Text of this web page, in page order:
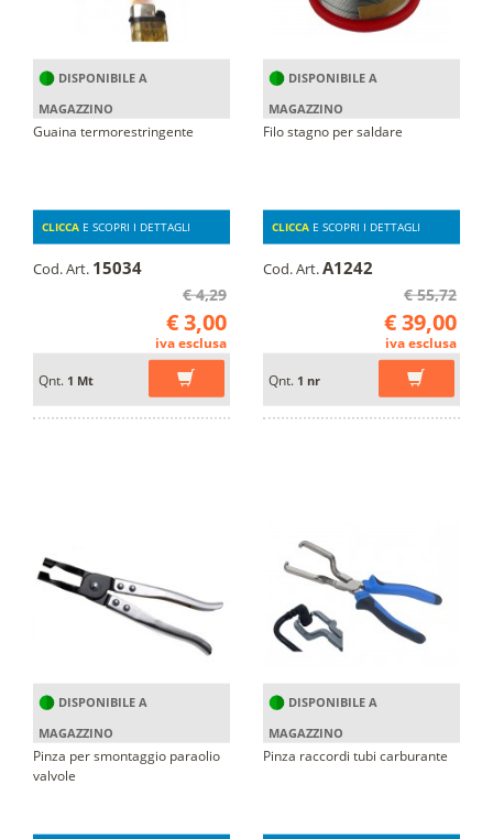
DISPONIBILE A
MAGAZZINO
Guaina termorestringente
CLICCA E SCOPRI I DETTAGLI
Cod. Art. 15034
€ 4,29
€ 3,00
iva esclusa
Qnt. 1 Mt
DISPONIBILE A
MAGAZZINO
Filo stagno per saldare
CLICCA E SCOPRI I DETTAGLI
Cod. Art.A1242
€ 55,72
€ 39,00
iva esclusa
Qnt. 1 nr
DISPONIBILE A
MAGAZZINO
Pinza per smontaggio paraolio
valvole
DISPONIBILE A
MAGAZZINO
Pinza raccordi tubi carburante